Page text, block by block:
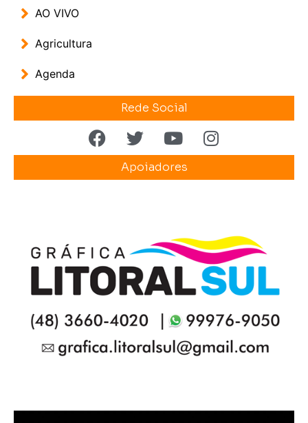
AO VIVO
Agricultura
Agenda
Rede Social
Apoiadores